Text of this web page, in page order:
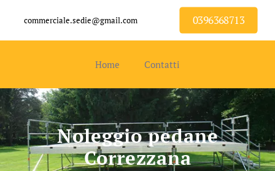
commerciale.sedie@gmail.com 0396368713
Home Contatti
Noleggio pedane
Correzzana